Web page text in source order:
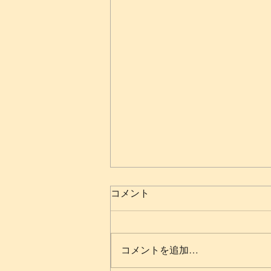
コメント
コメントを追加…